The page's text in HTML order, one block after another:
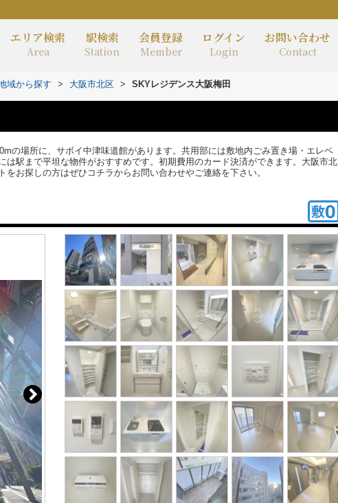
エリア検索
Area
駅検索
Station
会員登録
Member
ログイン
Login
お問い合わせ
Contact
域から探す > 大阪市北区 > SKYレジデンス大阪梅田
の場所に、サボイ中津味道館があります。共用部には敷地内ごみ置き場・エレベ
駅まで平坦な物件がおすすめです。初期費用のカード決済ができます。大阪市北
お探しの方はぜひコチラからお問い合わせやご連絡を下さい。